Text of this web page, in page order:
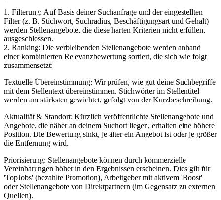
1. Filterung: Auf Basis deiner Suchanfrage und der eingestellten
Filter (z. B. Stichwort, Suchradius, Beschäftigungsart und Gehalt)
werden Stellenangebote, die diese harten Kriterien nicht erfüllen,
ausgeschlossen.
2. Ranking: Die verbleibenden Stellenangebote werden anhand
einer kombinierten Relevanzbewertung sortiert, die sich wie folgt
zusammensetzt:
Textuelle Übereinstimmung: Wir prüfen, wie gut deine Suchbegriffe
mit dem Stellentext übereinstimmen. Stichwörter im Stellentitel
werden am stärksten gewichtet, gefolgt von der Kurzbeschreibung.
Aktualität & Standort: Kürzlich veröffentlichte Stellenangebote und
Angebote, die näher an deinem Suchort liegen, erhalten eine höhere
Position. Die Bewertung sinkt, je älter ein Angebot ist oder je größer
die Entfernung wird.
Priorisierung: Stellenangebote können durch kommerzielle
Vereinbarungen höher in den Ergebnissen erscheinen. Dies gilt für
'TopJobs' (bezahlte Promotion), Arbeitgeber mit aktivem 'Boost'
oder Stellenangebote von Direktpartnern (im Gegensatz zu externen
Quellen).